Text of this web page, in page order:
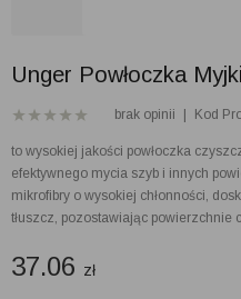
Unger Powłoczka
brak opinii Kod
to wysokiej jakości powłoczka
efektywnego mycia szyb i innych
mikrofibry o wysokiej chłonności,
tłuszcz, pozostawiając powierzchnie
37.06 zł